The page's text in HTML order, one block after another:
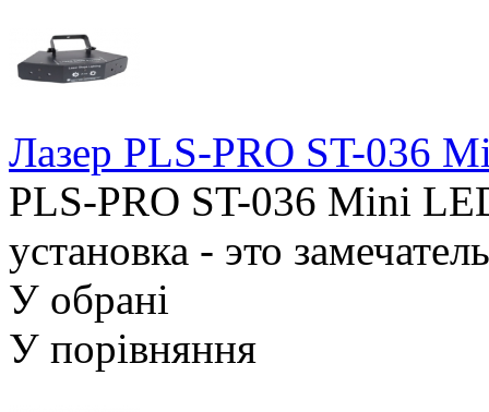
Лазер PLS-PRO ST-036
PLS-PRO ST-036 Mini
установка - это
У обрані
У порівняння